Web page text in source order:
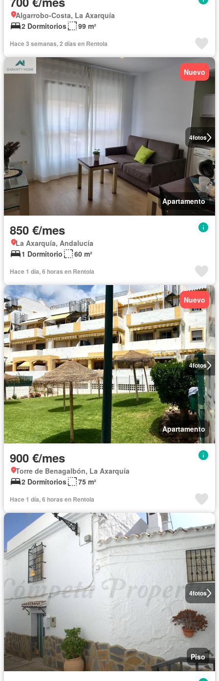
Algarrobo-Costa, La Axarquía
2 Dormitorios
99 m²
Hace 3 semanas, 2 días en Rentola
4fotos
Nuevo
Apartamento
850 €/mes
La Axarquía, Andalucía
1 Dormitorio
60 m²
Hace 1 día, 6 horas en Rentola
4fotos
Nuevo
Apartamento
900 €/mes
Torre de Benagalbón, La Axarquía
2 Dormitorios
75 m²
Hace 1 día, 6 horas en Rentola
4fotos
Piso